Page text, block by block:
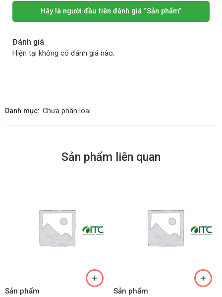
Hãy là người đầu tiên đánh giá “Sản phẩm”
Đánh giá
Hiện tại không có đánh giá nào.
Danh mục: Chưa phân loại
Sản phẩm liên quan
Sản phẩm Sản phẩm